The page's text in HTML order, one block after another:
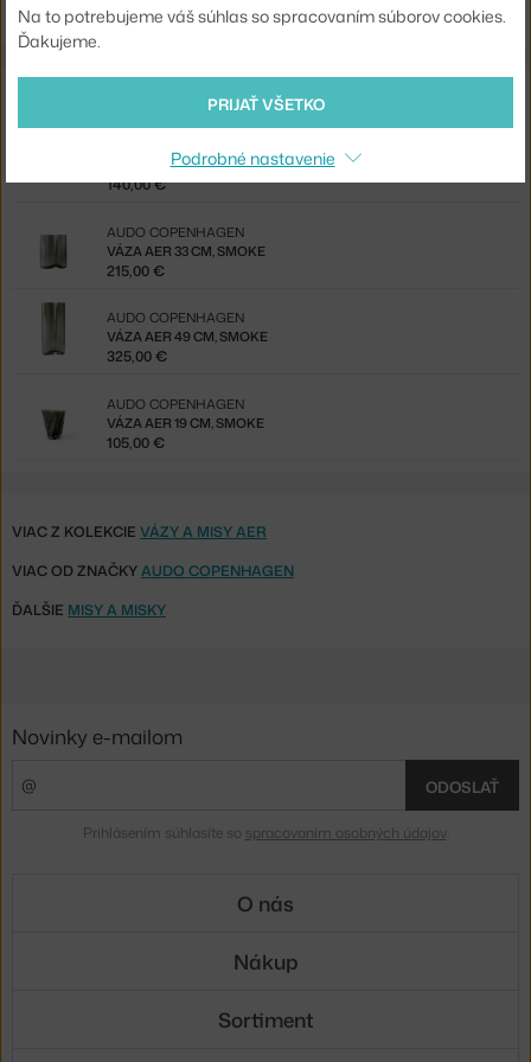
MISA AER, SMOKE
140,00 €
VÁZA AER 33 CM, SMOKE
AUDO COPENHAGEN
215,00 €
VÁZA AER 49 CM, SMOKE
AUDO COPENHAGEN
325,00 €
VÁZA AER 19 CM, SMOKE
AUDO COPENHAGEN
105,00 €
VIAC Z KOLEKCIE VÁZY A MISY AER
VIAC OD ZNAČKYAUDO COPENHAGEN
ĎALŠIE MISY A MISKY
Na to potrebujeme váš súhlas so spracovaním súborov cookies.
Ďakujeme.
PRIJAŤ VŠETKO
Podrobné nastavenie
Novinky e-mailom
ODOSLAŤ
Prihlásením súhlasíte so spracovaním osobných údajov.
O nás
Nákup
Sortiment